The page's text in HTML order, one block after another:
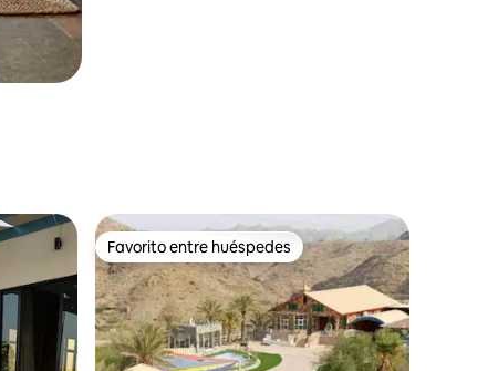
Favorito entre huéspedes
Favorito entre huéspedes